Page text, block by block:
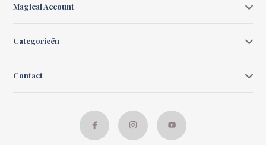
Magical Account
Categorieën
Contact